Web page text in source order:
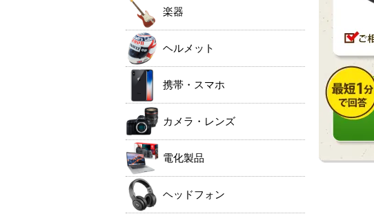
楽器
ヘルメット
携帯・スマホ
カメラ・レンズ
電化製品
ヘッドフォン